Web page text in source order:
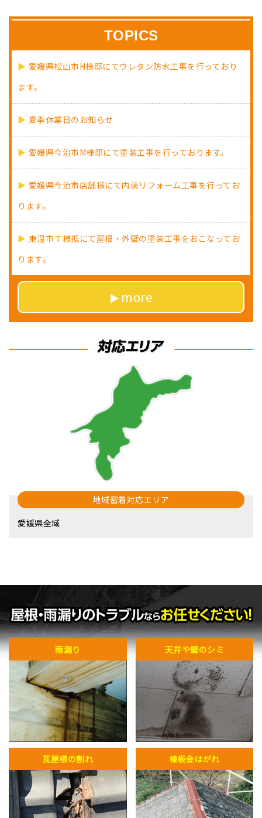
TOPICS
愛媛県松山市H様邸にてウレタン防水工事を行っており
ます。
夏季休業日のお知らせ
愛媛県今治市M様邸にて塗装工事を行っております。
愛媛県今治市店舗様にて内装リフォーム工事を行ってお
ります。
東温市Ｔ様抵にて屋根・外壁の塗装工事をおこなってお
ります。
more
地域密着対応エリア
愛媛県全域
雨漏り 天井や壁のシミ
瓦屋根の割れ 棟板金はがれ